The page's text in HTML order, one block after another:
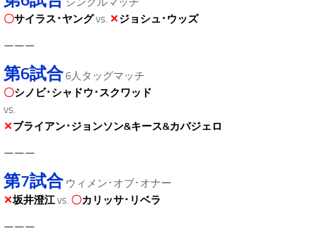
〇サイラス･ヤングvs. ✕ジョシュ･ウッズ
ーーー
第6試合6人タッグマッチ
〇シノビ･シャドウ･スクワッド
vs.
✕ブライアン･ジョンソン&キース&カバジェロ
ーーー
第7試合ウィメン･オブ･オナー
✕坂井澄江vs. 〇カリッサ･リベラ
ーーー